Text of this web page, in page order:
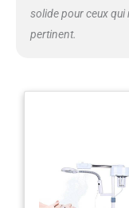
solide pour ceux
pertinent.